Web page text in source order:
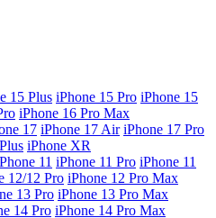
15 Plus iPhone 15 Pro iPhone 15
iPhone 16 Pro Max
17 iPhone 17 Air iPhone 17 Pro
iPhone XR
11 iPhone 11 Pro iPhone 11
12/12 Pro iPhone 12 Pro Max
13 Pro iPhone 13 Pro Max
14 Pro iPhone 14 Pro Max